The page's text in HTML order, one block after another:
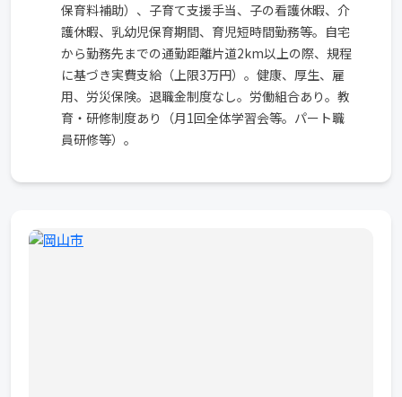
保育料補助）、子育て支援手当、子の看護休暇、介
護休暇、乳幼児保育期間、育児短時間勤務等。自宅
から勤務先までの通勤距離片道2km以上の際、規程
に基づき実費支給（上限3万円）。健康、厚生、雇
用、労災保険。退職金制度なし。労働組合あり。教
育・研修制度あり（月1回全体学習会等。パート職
員研修等）。